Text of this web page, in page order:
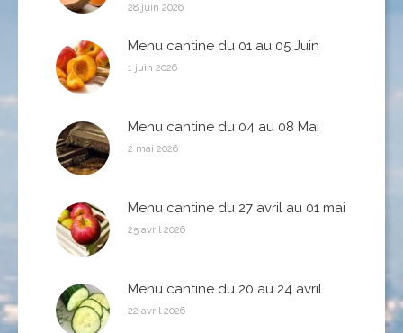
28 juin 2026
Menu cantine du 01 au 05 Juin
1 juin 2026
Menu cantine du 04 au 08 Mai
2 mai 2026
Menu cantine du 27 avril au 01 mai
25 avril 2026
Menu cantine du 20 au 24 avril
22 avril 2026